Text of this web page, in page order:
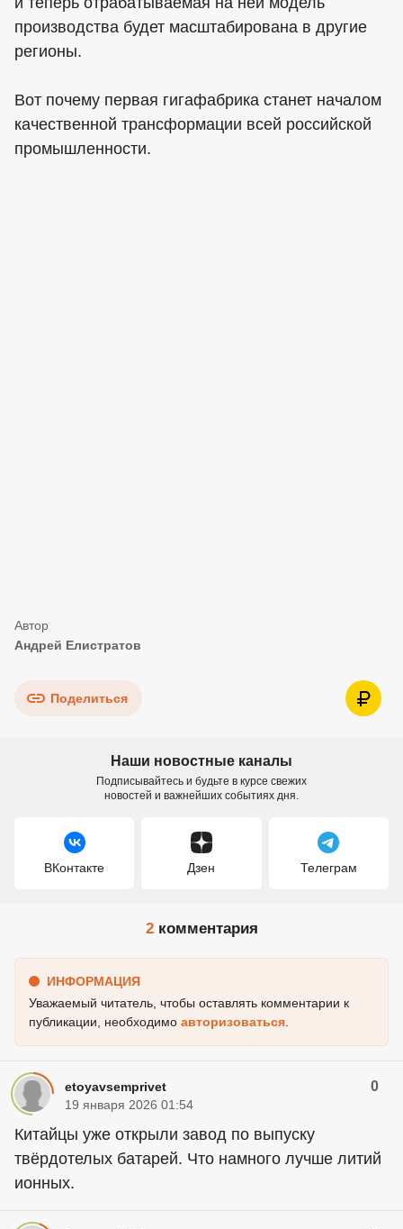
производства будет масштабирована в другие
регионы.
Вот почему первая гигафабрика станет началом
качественной трансформации всей российской
промышленности.
Андрей Елистратов
Поделиться
Наши новостные каналы
Подписывайтесь и будьте в курсе свежих
новостей и важнейших событиях дня.
ВКонтакте Дзен Телеграм
2комментария
ИНФОРМАЦИЯ
Уважаемый читатель, чтобы оставлять комментарии к
публикации, необходимо авторизоваться
etoyavsemprivet 0
19 января 2026 01:54
Китайцы уже открыли завод по выпуску
твёрдотелых батарей. Что намного лучше литий
ионных.